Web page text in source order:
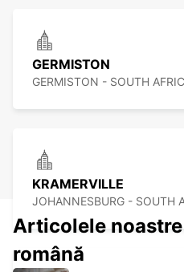
GERMISTON
GERMISTON - SOUTH
KRAMERVILLE
JOHANNESBURG - SOUTH
Articolele
română